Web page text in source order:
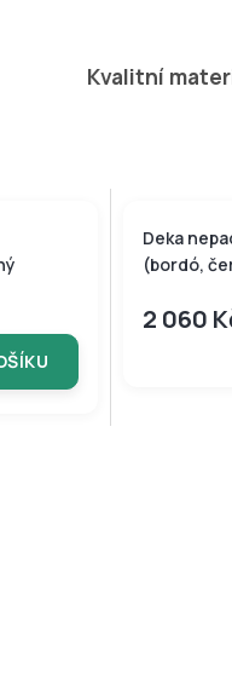
Kvalitní
Deka
(bordó,
2 060